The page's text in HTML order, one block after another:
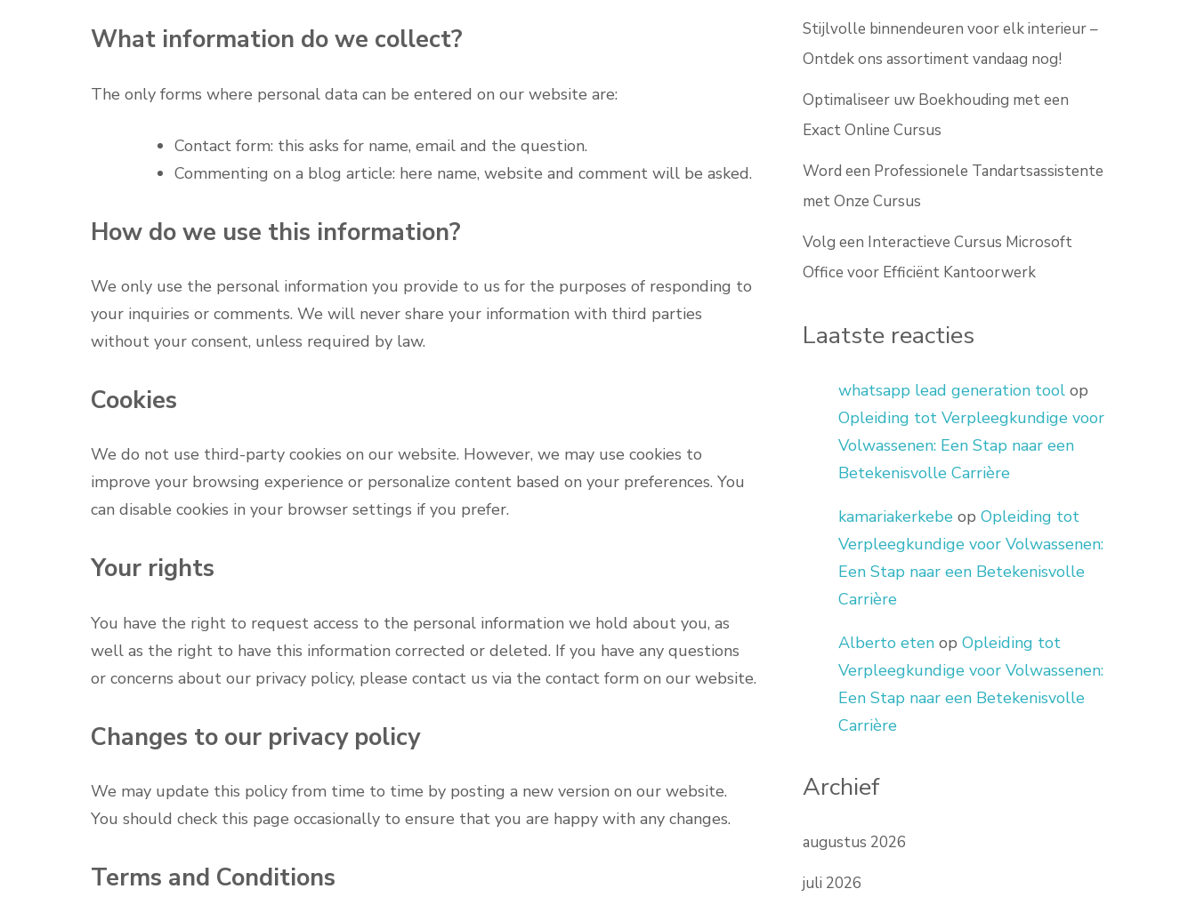
What information do we collect?
The only forms where personal data can be entered on our website are:
Contact form: this asks for name, email and the question.
Commenting on a blog article: here name, website and comment will be asked.
How do we use this information?
We only use the personal information you provide to us for the purposes of responding to
your inquiries or comments. We will never share your information with third parties
without your consent, unless required by law.
Cookies
We do not use third-party cookies on our website. However, we may use cookies to
improve your browsing experience or personalize content based on your preferences. You
can disable cookies in your browser settings if you prefer.
Your rights
You have the right to request access to the personal information we hold about you, as
well as the right to have this information corrected or deleted. If you have any questions
or concerns about our privacy policy, please contact us via the contact form on our website.
Changes to our privacy policy
We may update this policy from time to time by posting a new version on our website.
You should check this page occasionally to ensure that you are happy with any changes.
Terms and Conditions
Stijlvolle binnendeuren voor elk interieur –
Ontdek ons assortiment vandaag nog!
Optimaliseer uw Boekhouding met een
Exact Online Cursus
Word een Professionele Tandartsassistente
met Onze Cursus
Volg een Interactieve Cursus Microsoft
Office voor Efficiënt Kantoorwerk
Laatste reacties
whatsapp lead generation tool op
Opleiding tot Verpleegkundige voor
Volwassenen: Een Stap naar een
Betekenisvolle Carrière
kamariakerkebe opOpleiding tot
Verpleegkundige voor Volwassenen:
Een Stap naar een Betekenisvolle
Carrière
Alberto eten opOpleiding tot
Verpleegkundige voor Volwassenen:
Een Stap naar een Betekenisvolle
Carrière
Archief
augustus 2026
juli 2026